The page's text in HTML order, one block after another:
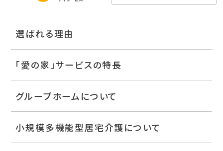
選ばれる理由
「愛の家」サービスの特長
グループホームについて
小規模多機能型居宅介護について